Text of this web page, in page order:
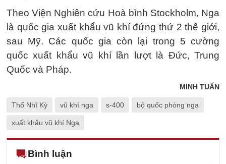
Theo Viện Nghiên cứu Hoà bình Stockholm, Nga
là quốc gia xuất khẩu vũ khí đứng thứ 2 thế giới,
sau Mỹ. Các quốc gia còn lại trong 5 cường
quốc xuất khẩu vũ khí lần lượt là Đức, Trung
Quốc và Pháp.
MINH TUẤN
Thổ Nhĩ Kỳ vũ khí nga s-400 bộ quốc phòng nga
xuất khẩu vũ khí Nga
Bình luận